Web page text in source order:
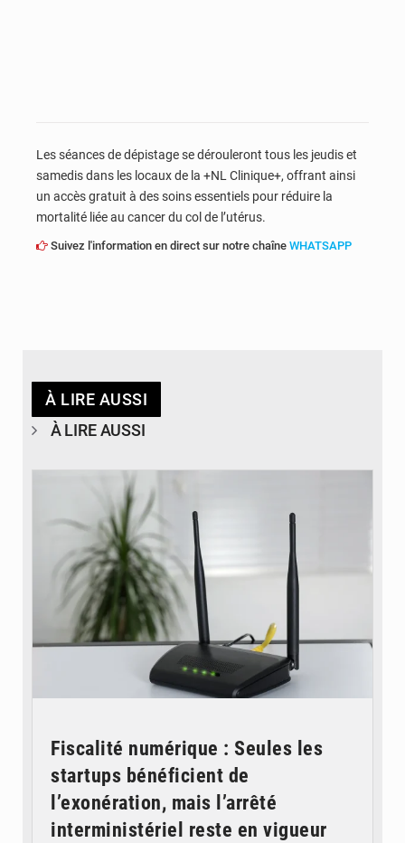
Les séances de dépistage se dérouleront tous les jeudis et
samedis dans les locaux de la +NL Clinique+, offrant ainsi
un accès gratuit à des soins essentiels pour réduire la
mortalité liée au cancer du col de l’utérus.
Suivez l'information en direct sur notre chaîne WHATSAPP
À LIRE AUSSI
À LIRE AUSSI
Fiscalité numérique : Seules les
startups bénéficient de
l’exonération, mais l’arrêté
interministériel reste en vigueur